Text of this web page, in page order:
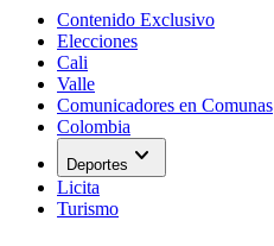
Contenido Exclusivo
Elecciones
Cali
Valle
Comunicadores en Comunas
Colombia
Deportes expand_more
Licita
Turismo